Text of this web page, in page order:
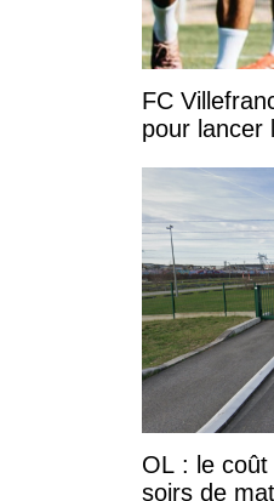
FC
pour lancer
OL : le
soirs de